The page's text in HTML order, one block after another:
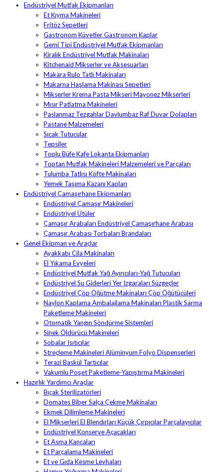
Endüstriyel Mutfak Ekipmanları
Et Kıyma Makineleri
Fritöz Sepetleri
Gastronom Küvetler Gastronom Kaplar
Gemi Tipi Endüstriyel Mutfak Ekipmanları
Kiralık Endüstriyel Mutfak Makinaları
Kitchenaid Mikserler ve Aksesuarları
Makara Rulo Tatlı Makinaları
Makarna Haşlama Makinası Sepetleri
Mikserler Krema Pasta Mikseri Mayonez Mikserleri
Mısır Patlatma Makineleri
Paslanmaz Tezgahlar Davlumbaz Raf Duvar Dolapları
Pastane Malzemeleri
Sıcak Tutucular
Tepsiler
Toplu Büfe Kafe Lokanta Ekipmanları
Toptan Mutfak Makineleri Malzemeleri ve Parçaları
Tulumba Tatlısı Köfte Makinaları
Yemek Taşıma Kazanı Kapları
Endüstriyel Çamaşırhane Ekipmanları
Endüstriyel Çamaşır Makineleri
Endüstriyel Ütüler
Çamaşır Arabaları Endüstriyel Çamaşırhane Arabası
Çamaşır Arabası Torbaları Brandaları
Genel Ekipman ve Araçlar
Ayakkabı Cila Makinaları
El Yıkama Evyeleri
Endüstriyel Mutfak Yağ Ayırıcıları-Yağ Tutucuları
Endüstriyel Su Giderleri Yer Izgaraları Süzgeçler
Endüstriyel Çöp Öğütme Makinaları Çöp Öğütücüleri
Naylon Kaplama Ambalajlama Makinaları Plastik Sarma
Paketleme Makineleri
Otomatik Yangın Söndürme Sistemleri
Sinek Öldürücü Makineleri
Sobalar Isıtıcılar
Streçleme Makineleri Alüminyum Folyo Dispenserleri
Terazi Baskül Tartıcılar
Vakumlu Poşet Paketleme-Yapıştırma Makineleri
Hazırlık Yardımcı Araçlar
Bıçak Sterilizatörleri
Domates Biber Salça Çekme Makinaları
Ekmek Dilimleme Makineleri
El Mikserleri El Blendırları Küçük Çırpıcılar Parçalayıcılar
Endüstriyel Konserve Açacakları
Et Asma Kancaları
Et Parçalama Makineleri
Et ve Gıda Kesme Levhaları